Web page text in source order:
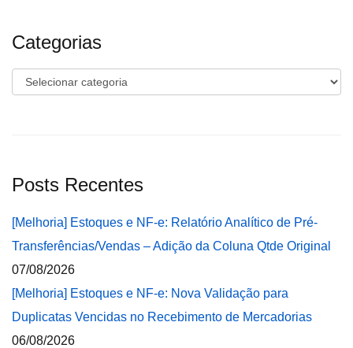
Categorias
Categorias
Posts Recentes
[Melhoria] Estoques e NF-e: Relatório Analítico de Pré-
Transferências/Vendas – Adição da Coluna Qtde Original
07/08/2026
[Melhoria] Estoques e NF-e: Nova Validação para
Duplicatas Vencidas no Recebimento de Mercadorias
06/08/2026